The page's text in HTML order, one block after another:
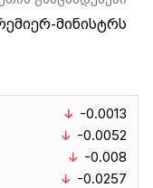
მინისტრს
-0.0013
-0.0052
-0.008
-0.0257